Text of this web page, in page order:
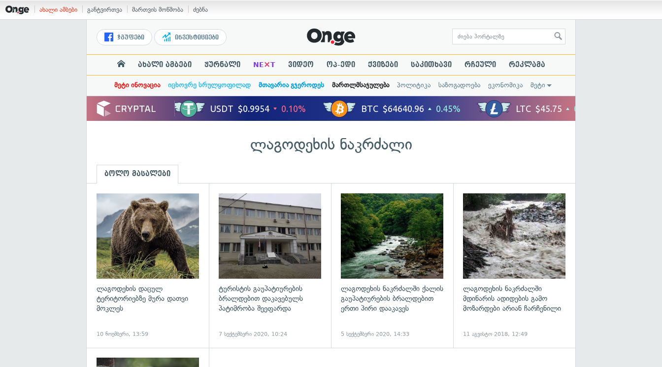
ახალი ამბები განტვირთვა მართვის მოწმობა ძებნა
ჯგუფები ინვესტიციები
ახალი ამბები ჟურნალი NE×T ვიდეო ოპ-ედი ქვიზები საკითხავი რჩეული რეკლამა
მეტი ინოვაცია იცხოვრე სრულყოფილად მთავარია გჯეროდეს მართლმსაჯულება პოლიტიკა საზოგადოება ეკონომიკა მეტი
ლაგოდეხის ნაკრძალი
ბოლო მასალები
გადახედვა
ლაგოდეხის დაცულ
ტერიტორიებზე მურა დათვი
მოკლეს
10 ნოემბერი, 13:59
გადახედვა
ტურისტის გაუპატიურების
ბრალდებით დაკავებულს
პატიმრობა შეეფარდა
7 სექტემბერი 2020, 10:24
გადახედვა
ლაგოდეხის ნაკრძალში ქალის
გაუპატიურების ბრალდებით
ერთი პირი დააკავეს
5 სექტემბერი 2020, 14:33
ლაგოდეხის ნაკრძალში
მდინარის ადიდების გამო
მოზარდები არიან ჩარჩენილი
11 აგვისტო 2018, 12:49